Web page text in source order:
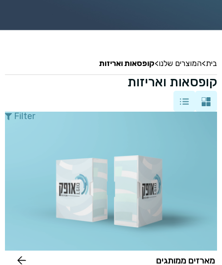
בית>המוצרים שלנו>קופסאות ואריזות
קופסאות ואריזות
Filter
מארזים ממותגים